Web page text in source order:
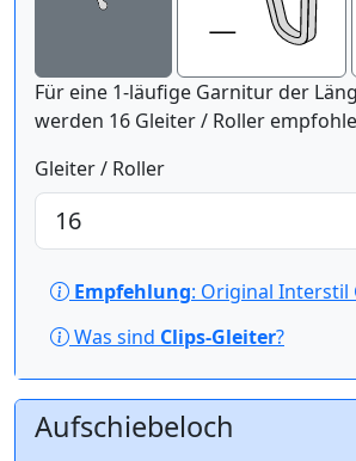
Für eine 1-läufige Garnitur der
werden 16 Gleiter / Roller
Gleiter / Roller
Empfehlung: Original Interstil
Was sind Clips-Gleiter?
Aufschiebeloch